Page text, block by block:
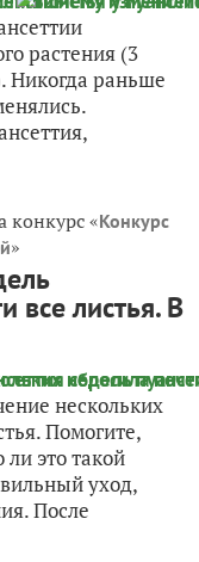
растения (3
Никогда раньше
конкурс «Конкурс
»
все листья. В
нескольких
Помогите,
это такой
уход,
После